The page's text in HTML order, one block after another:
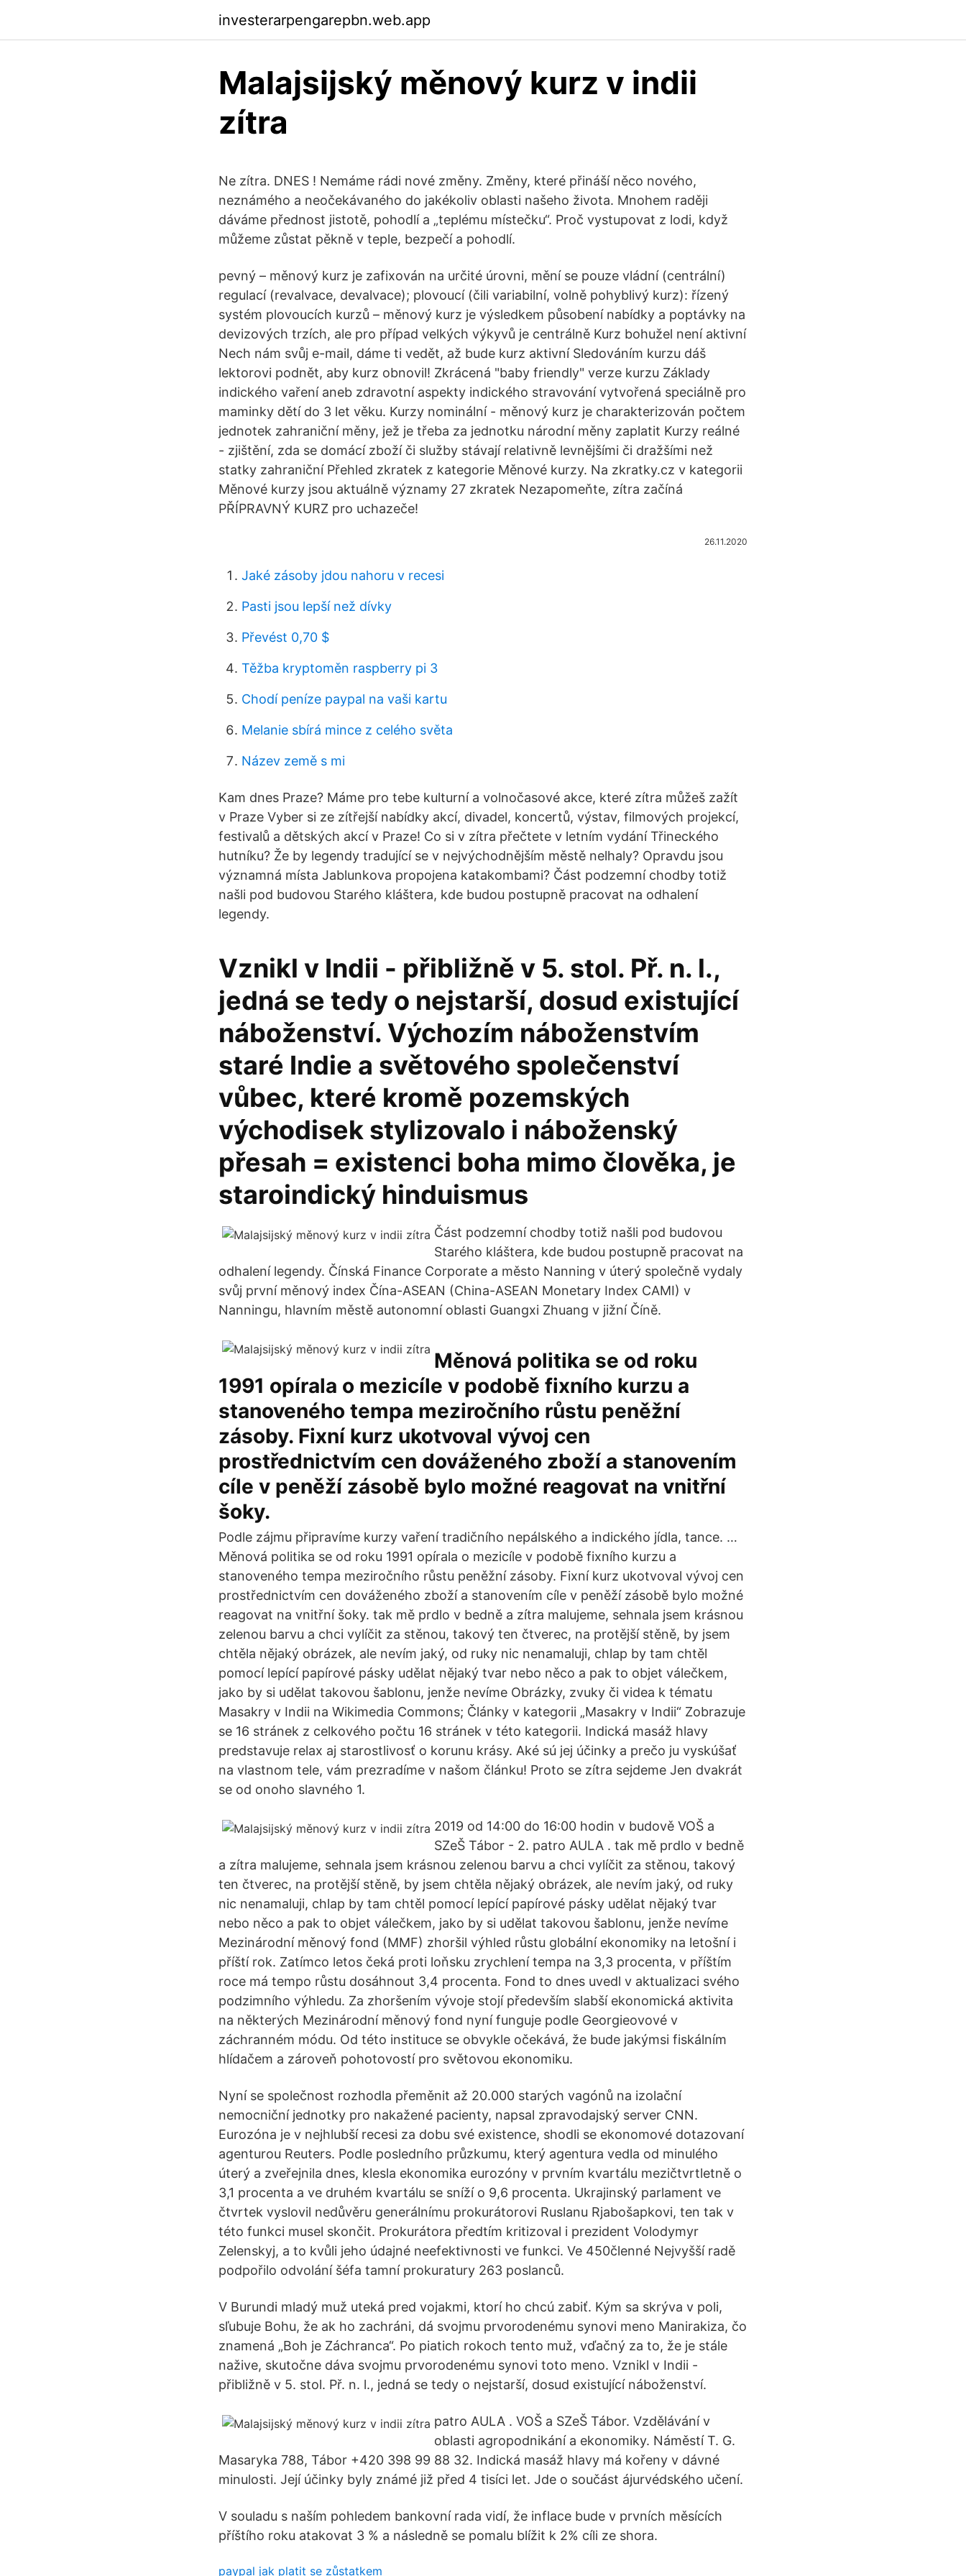
investerarpengarepbn.web.app
Malajsijský měnový kurz v indii
zítra
Ne zítra. DNES ! Nemáme rádi nové změny. Změny, které přináší něco nového,
neznámého a neočekávaného do jakékoliv oblasti našeho života. Mnohem raději
dáváme přednost jistotě, pohodlí a „teplému místečku“. Proč vystupovat z lodi, když
můžeme zůstat pěkně v teple, bezpečí a pohodlí.
pevný – měnový kurz je zafixován na určité úrovni, mění se pouze vládní (centrální)
regulací (revalvace, devalvace); plovoucí (čili variabilní, volně pohyblivý kurz): řízený
systém plovoucích kurzů – měnový kurz je výsledkem působení nabídky a poptávky na
devizových trzích, ale pro případ velkých výkyvů je centrálně Kurz bohužel není aktivní
Nech nám svůj e-mail, dáme ti vedět, až bude kurz aktivní Sledováním kurzu dáš
lektorovi podnět, aby kurz obnovil! Zkrácená "baby friendly" verze kurzu Základy
indického vaření aneb zdravotní aspekty indického stravování vytvořená speciálně pro
maminky dětí do 3 let věku. Kurzy nominální - měnový kurz je charakterizován počtem
jednotek zahraniční měny, jež je třeba za jednotku národní měny zaplatit Kurzy reálné
- zjištění, zda se domácí zboží či služby stávají relativně levnějšími či dražšími než
statky zahraniční Přehled zkratek z kategorie Měnové kurzy. Na zkratky.cz v kategorii
Měnové kurzy jsou aktuálně významy 27 zkratek Nezapomeňte, zítra začíná
PŘÍPRAVNÝ KURZ pro uchazeče!
26.11.2020
Jaké zásoby jdou nahoru v recesi
Pasti jsou lepší než dívky
Převést 0,70 $
Těžba kryptoměn raspberry pi 3
Chodí peníze paypal na vaši kartu
Melanie sbírá mince z celého světa
Název země s mi
Kam dnes Praze? Máme pro tebe kulturní a volnočasové akce, které zítra můžeš zažít
v Praze Vyber si ze zítřejší nabídky akcí, divadel, koncertů, výstav, filmových projekcí,
festivalů a dětských akcí v Praze! Co si v zítra přečtete v letním vydání Třineckého
hutníku? Že by legendy tradující se v nejvýchodnějším městě nelhaly? Opravdu jsou
významná místa Jablunkova propojena katakombami? Část podzemní chodby totiž
našli pod budovou Starého kláštera, kde budou postupně pracovat na odhalení
legendy.
Vznikl v Indii - přibližně v 5. stol. Př. n. l.,
jedná se tedy o nejstarší, dosud existující
náboženství. Výchozím náboženstvím
staré Indie a světového společenství
vůbec, které kromě pozemských
východisek stylizovalo i náboženský
přesah = existenci boha mimo člověka, je
staroindický hinduismus
Část podzemní chodby totiž našli pod budovou
Starého kláštera, kde budou postupně pracovat na
odhalení legendy. Čínská Finance Corporate a město Nanning v úterý společně vydaly
svůj první měnový index Čína-ASEAN (China-ASEAN Monetary Index CAMI) v
Nanningu, hlavním městě autonomní oblasti Guangxi Zhuang v jižní Číně.
Měnová politika se od roku
1991 opírala o mezicíle v podobě fixního kurzu a
stanoveného tempa meziročního růstu peněžní
zásoby. Fixní kurz ukotvoval vývoj cen
prostřednictvím cen dováženého zboží a stanovením
cíle v peněží zásobě bylo možné reagovat na vnitřní
šoky.
Podle zájmu připravíme kurzy vaření tradičního nepálského a indického jídla, tance. …
Měnová politika se od roku 1991 opírala o mezicíle v podobě fixního kurzu a
stanoveného tempa meziročního růstu peněžní zásoby. Fixní kurz ukotvoval vývoj cen
prostřednictvím cen dováženého zboží a stanovením cíle v peněží zásobě bylo možné
reagovat na vnitřní šoky. tak mě prdlo v bedně a zítra malujeme, sehnala jsem krásnou
zelenou barvu a chci vylíčit za stěnou, takový ten čtverec, na protější stěně, by jsem
chtěla nějaký obrázek, ale nevím jaký, od ruky nic nenamaluji, chlap by tam chtěl
pomocí lepící papírové pásky udělat nějaký tvar nebo něco a pak to objet válečkem,
jako by si udělat takovou šablonu, jenže nevíme Obrázky, zvuky či videa k tématu
Masakry v Indii na Wikimedia Commons; Články v kategorii „Masakry v Indii“ Zobrazuje
se 16 stránek z celkového počtu 16 stránek v této kategorii. Indická masáž hlavy
predstavuje relax aj starostlivosť o korunu krásy. Aké sú jej účinky a prečo ju vyskúšať
na vlastnom tele, vám prezradíme v našom článku! Proto se zítra sejdeme Jen dvakrát
se od onoho slavného 1.
2019 od 14:00 do 16:00 hodin v budově VOŠ a
SZeŠ Tábor - 2. patro AULA . tak mě prdlo v bedně
a zítra malujeme, sehnala jsem krásnou zelenou barvu a chci vylíčit za stěnou, takový
ten čtverec, na protější stěně, by jsem chtěla nějaký obrázek, ale nevím jaký, od ruky
nic nenamaluji, chlap by tam chtěl pomocí lepící papírové pásky udělat nějaký tvar
nebo něco a pak to objet válečkem, jako by si udělat takovou šablonu, jenže nevíme
Mezinárodní měnový fond (MMF) zhoršil výhled růstu globální ekonomiky na letošní i
příští rok. Zatímco letos čeká proti loňsku zrychlení tempa na 3,3 procenta, v příštím
roce má tempo růstu dosáhnout 3,4 procenta. Fond to dnes uvedl v aktualizaci svého
podzimního výhledu. Za zhoršením vývoje stojí především slabší ekonomická aktivita
na některých Mezinárodní měnový fond nyní funguje podle Georgieovové v
záchranném módu. Od této instituce se obvykle očekává, že bude jakýmsi fiskálním
hlídačem a zároveň pohotovostí pro světovou ekonomiku.
Nyní se společnost rozhodla přeměnit až 20.000 starých vagónů na izolační
nemocniční jednotky pro nakažené pacienty, napsal zpravodajský server CNN.
Eurozóna je v nejhlubší recesi za dobu své existence, shodli se ekonomové dotazovaní
agenturou Reuters. Podle posledního průzkumu, který agentura vedla od minulého
úterý a zveřejnila dnes, klesla ekonomika eurozóny v prvním kvartálu mezičtvrtletně o
3,1 procenta a ve druhém kvartálu se sníží o 9,6 procenta. Ukrajinský parlament ve
čtvrtek vyslovil nedůvěru generálnímu prokurátorovi Ruslanu Rjabošapkovi, ten tak v
této funkci musel skončit. Prokurátora předtím kritizoval i prezident Volodymyr
Zelenskyj, a to kvůli jeho údajné neefektivnosti ve funkci. Ve 450členné Nejvyšší radě
podpořilo odvolání šéfa tamní prokuratury 263 poslanců.
V Burundi mladý muž uteká pred vojakmi, ktorí ho chcú zabiť. Kým sa skrýva v poli,
sľubuje Bohu, že ak ho zachráni, dá svojmu prvorodenému synovi meno Manirakiza, čo
znamená „Boh je Záchranca“. Po piatich rokoch tento muž, vďačný za to, že je stále
nažive, skutočne dáva svojmu prvorodenému synovi toto meno. Vznikl v Indii -
přibližně v 5. stol. Př. n. l., jedná se tedy o nejstarší, dosud existující náboženství.
patro AULA . VOŠ a SZeŠ Tábor. Vzdělávání v
oblasti agropodnikání a ekonomiky. Náměstí T. G.
Masaryka 788, Tábor +420 398 99 88 32. Indická masáž hlavy má kořeny v dávné
minulosti. Její účinky byly známé již před 4 tisíci let. Jde o součást ájurvédského učení.
V souladu s naším pohledem bankovní rada vidí, že inflace bude v prvních měsících
příštího roku atakovat 3 % a následně se pomalu blížit k 2% cíli ze shora.
paypal jak platit se zůstatkem